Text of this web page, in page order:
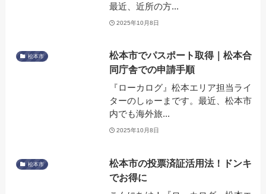
最近、近所の方...
2025年10月8日
松本市
松本市でパスポート取得｜松本合
同庁舎での申請手順
『ローカログ』松本エリア担当ライ
ターのしゅーまです。最近、松本市
内でも海外旅...
2025年10月8日
松本市
松本市の投票済証活用法！ドンキ
でお得に